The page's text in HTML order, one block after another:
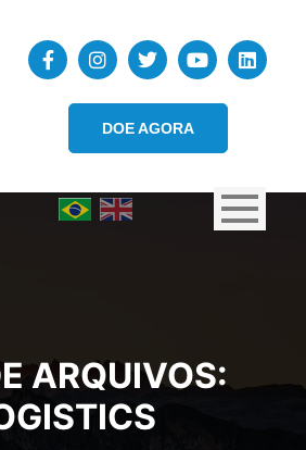
DOE AGORA
ARQUIVOS: